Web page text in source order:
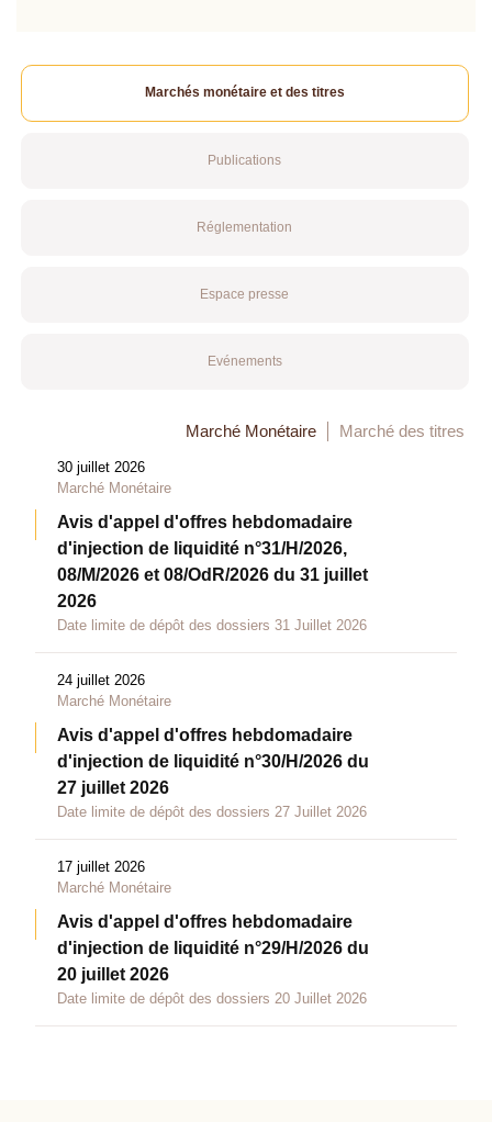
Marchés monétaire et des titres
Publications
Réglementation
Espace presse
Evénements
Marché Monétaire Marché des titres
30 juillet 2026
Marché Monétaire
Avis d'appel d'offres hebdomadaire
d'injection de liquidité n°31/H/2026,
08/M/2026 et 08/OdR/2026 du 31 juillet
2026
Date limite de dépôt des dossiers 31 Juillet 2026
24 juillet 2026
Marché Monétaire
Avis d'appel d'offres hebdomadaire
d'injection de liquidité n°30/H/2026 du
27 juillet 2026
Date limite de dépôt des dossiers 27 Juillet 2026
17 juillet 2026
Marché Monétaire
Avis d'appel d'offres hebdomadaire
d'injection de liquidité n°29/H/2026 du
20 juillet 2026
Date limite de dépôt des dossiers 20 Juillet 2026